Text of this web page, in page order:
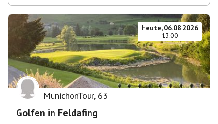
Heute, 06.08.2026
13:00
MunichonTour, 63
Golfen in Feldafing